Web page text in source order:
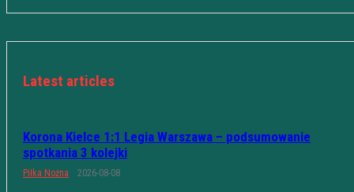
Latest articles
Korona Kielce 1:1 Legia Warszawa – podsumowanie
spotkania 3 kolejki
Piłka Nożna 2026-08-08